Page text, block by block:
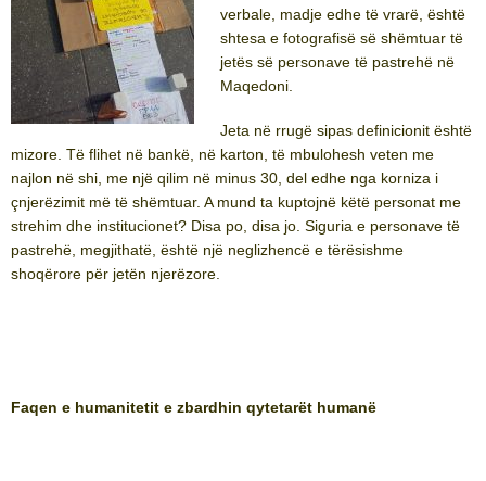
verbale, madje edhe të vrarë, është
shtesa e fotografisë së shëmtuar të
jetës së personave të pastrehë në
Maqedoni.
Jeta në rrugë sipas definicionit është
mizore. Të flihet në bankë, në karton, të mbulohesh veten me
najlon në shi, me një qilim në minus 30, del edhe nga korniza i
çnjerëzimit më të shëmtuar. A mund ta kuptojnë këtë personat me
strehim dhe institucionet? Disa po, disa jo. Siguria e personave të
pastrehë, megjithatë, është një neglizhencë e tërësishme
shoqërore për jetën njerëzore.
Faqen e humanitetit e zbardhin qytetarët humanë